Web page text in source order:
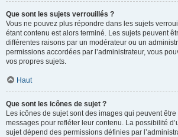
Que sont les sujets verrouillés ?
Vous ne pouvez plus répondre dans les sujets
étant contenu est alors terminé. Les sujets peuvent
différentes raisons par un modérateur ou un
permissions accordées par l’administrateur, vous
vos propres sujets.
Haut
Que sont les icônes de sujet ?
Les icônes de sujet sont des images qui peuvent
messages pour refléter leur contenu. La possibilité
sujet dépend des permissions définies par